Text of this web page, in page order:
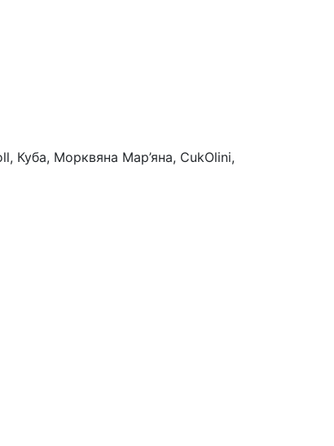
Куба, Морквяна Мар’яна, CukOlini,